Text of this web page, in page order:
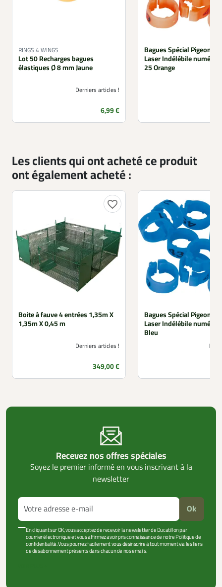
RINGS 4 WINGS
Lot 50 Recharges bagues
élastiques Ø 8 mm Jaune
Derniers articles !
Prix
6,99 €
Bagues Spécial Pigeon
Laser Indélébile
25 Orange
Les clients qui ont acheté ce produit
ont également acheté :
favorite_border
Boite à fauve 4 entrées 1,35m X
1,35m X 0,45 m
Derniers articles !
Prix
349,00 €
Bagues Spécial Pigeon
Laser Indélébile
Bleu
Non
Recevez nos offres spéciales
Soyez le premier informé en vous inscrivant à la
newsletter
Ok
En cliquant sur OK, vous acceptez de recevoir la newsletter de Ducatillon par
courrier électronique et vous affirmez avoir pris connaissance de notre Politique de
confidentialité. Vous pourrez facilement vous désinscrire à tout moment via les liens
de désabonnement présents dans chacun de nos emails.